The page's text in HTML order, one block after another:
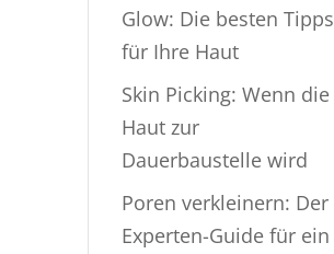
Glow: Die besten Tipps
für Ihre Haut
Skin Picking: Wenn die
Haut zur
Dauerbaustelle wird
Poren verkleinern: Der
Experten-Guide für ein